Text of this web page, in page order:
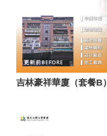
吉林豪祥華廈（套餐B）